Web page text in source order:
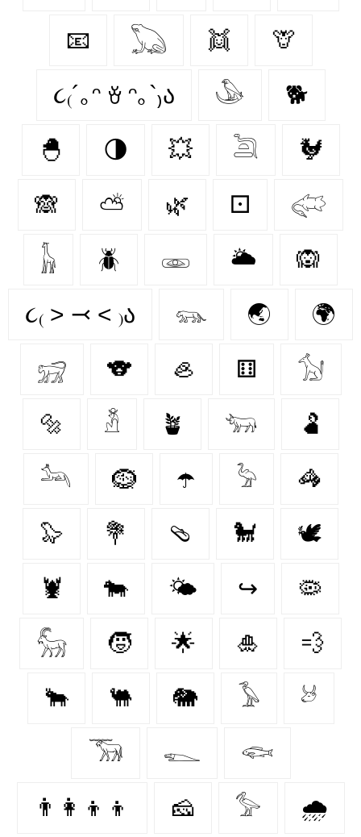
📧 𓆏 👯 🦒
૮₍´｡ᵔ ꈊ ᵔ｡`₎ა 𓅇 🐕
🐣 🌗 💥 𓆖 🐓
🙈 ⛅ 🌿 ⚀ 𓅾
𓃱 🪲 𓁾 🌥️ 🙉
૮₍ ˃ ⤙ ˂ ₎ა 𓃮 🌏 🌍
𓃸 🐨 🦪 ⚅ 𓃩
🔩 𓁳 🪴 𓃓 🫃
𓃢 🪹 ☂️ 𓅦 🦓
🦭 💐 🩴 🐩 🕊
🦞 🐄 🌤️ ↪ 🦠
𓃵 🧒 🌟 🎍 💨
🐂 🐫 🐘 𓅥 𓃾
𓃝 𓆍 𓆟
👨‍👩‍👦‍👦 🧀 𓅞 🌧️